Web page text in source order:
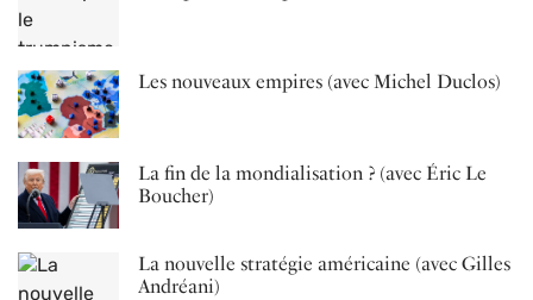
Les nouveaux empires (avec Michel Duclos)
La fin de la mondialisation ? (avec Éric Le
Boucher)
La nouvelle stratégie américaine (avec Gilles
Andréani)